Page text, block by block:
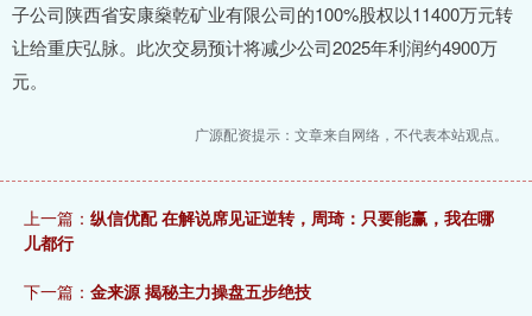
子公司陕西省安康燊乾矿业有限公司的100%股权以11400万元转
让给重庆弘脉。此次交易预计将减少公司2025年利润约4900万
元。
广源配资提示：文章来自网络，不代表本站观点。
上一篇： 纵信优配 在解说席见证逆转，周琦：只要能赢，我在哪
儿都行
下一篇： 金来源 揭秘主力操盘五步绝技